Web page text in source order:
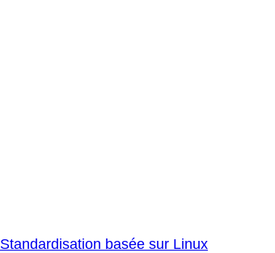
Standardisation basée sur Linux